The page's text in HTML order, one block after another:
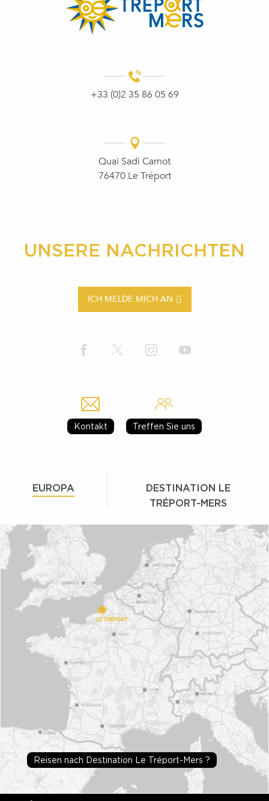
+33 (0)2 35 86 05 69
Quai Sadi Carnot
76470 Le Tréport
UNSERE NACHRICHTEN
ICH MELDE MICH AN
Kontakt Treffen Sie uns
EUROPA
DESTINATION LE
TRÉPORT-MERS
Reisen nach Destination Le Tréport-Mers ?